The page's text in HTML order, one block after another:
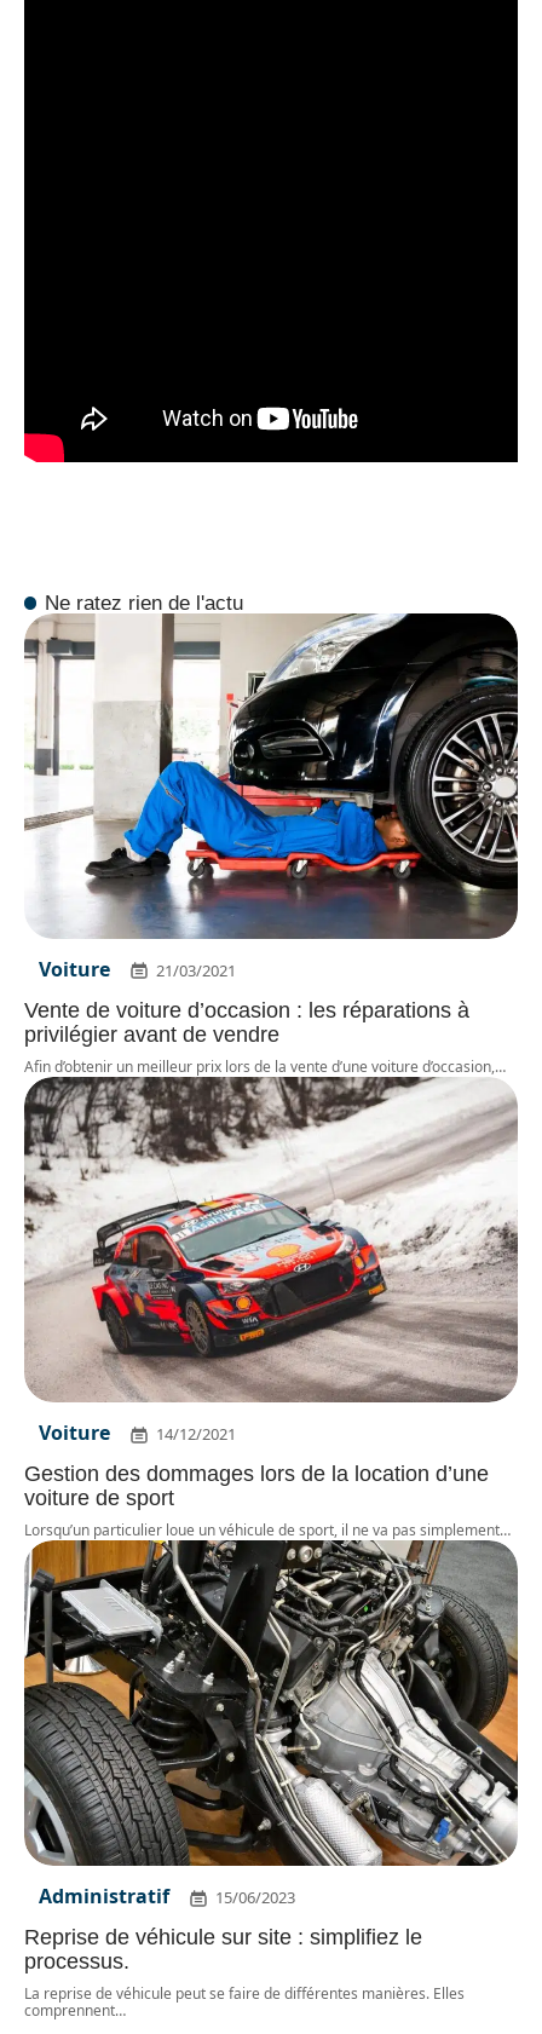
Ne ratez rien de l'actu
Voiture 21/03/2021
Vente de voiture d’occasion : les réparations à
privilégier avant de vendre
Afin d’obtenir un meilleur prix lors de la vente d’une voiture d’occasion,…
Voiture 14/12/2021
Gestion des dommages lors de la location d’une
voiture de sport
Lorsqu’un particulier loue un véhicule de sport, il ne va pas simplement…
Administratif 15/06/2023
Reprise de véhicule sur site : simplifiez le
processus.
La reprise de véhicule peut se faire de différentes manières. Elles
comprennent…